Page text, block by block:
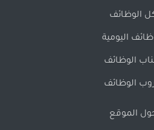
الوظائف
اليومية
الوظائف
الوظائف
الموقع